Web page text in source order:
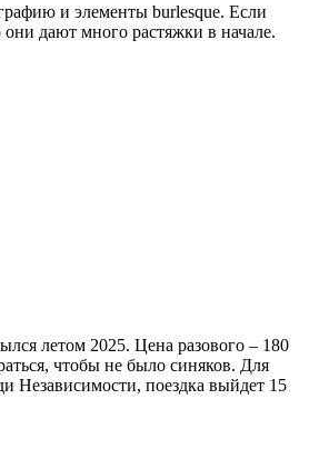
и элементы burlesque. Если
дают много растяжки в начале.
летом 2025. Цена разового – 180
чтобы не было синяков. Для
Независимости, поездка выйдет 15